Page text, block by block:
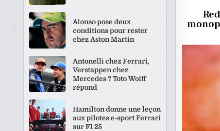
Alonso pose deux
conditions pour rester
chez Aston Martin
Antonelli chez Ferrari,
Verstappen chez
Mercedes ? Toto Wolff
répond
Hamilton donne une leçon
aux pilotes e-sport Ferrari
sur F1 25